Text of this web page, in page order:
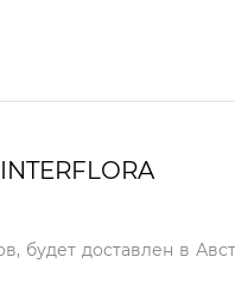
будет доставлен в